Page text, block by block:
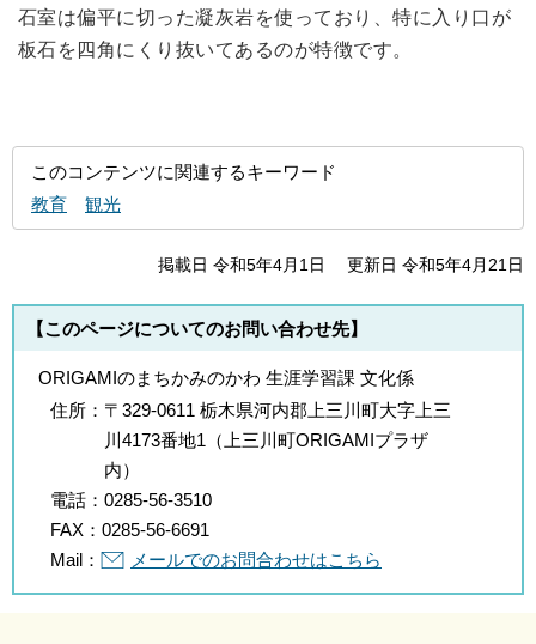
石室は偏平に切った凝灰岩を使っており、特に入り口が
板石を四角にくり抜いてあるのが特徴です。
このコンテンツに関連するキーワード
教育
観光
掲載日 令和5年4月1日 更新日 令和5年4月21日
【このページについてのお問い合わせ先】
ORIGAMIのまちかみのかわ 生涯学習課 文化係
住所： 〒329-0611 栃木県河内郡上三川町大字上三
川4173番地1（上三川町ORIGAMIプラザ
内）
電話： 0285-56-3510
FAX： 0285-56-6691
Mail：
メールでのお問合わせはこちら